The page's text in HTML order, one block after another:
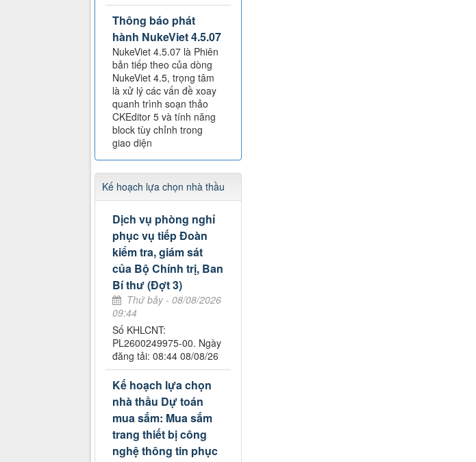
Thông báo phát
hành NukeViet 4.5.07
NukeViet 4.5.07 là Phiên
bản tiếp theo của dòng
NukeViet 4.5, trọng tâm
là xử lý các vấn đề xoay
quanh trình soạn thảo
CKEditor 5 và tính năng
block tùy chỉnh trong
giao diện
Kế hoạch lựa chọn nhà thầu
Dịch vụ phòng nghỉ
phục vụ tiếp Đoàn
kiểm tra, giám sát
của Bộ Chính trị, Ban
Bí thư (Đợt 3)
Thứ bảy - 08/08/2026
09:44
Số KHLCNT:
PL2600249975-00. Ngày
đăng tải: 08:44 08/08/26
Kế hoạch lựa chọn
nhà thầu Dự toán
mua sắm: Mua sắm
trang thiết bị công
nghệ thông tin phục